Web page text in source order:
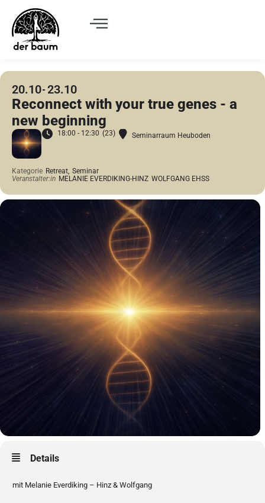
20.10 23.10
Reconnect with your true genes - a
new beginning
18:00 - 12:30 (23) Seminarraum Heuboden
Kategorie Retreat, Seminar
Veranstalter:in MELANIE EVERDIKING-HINZ WOLFGANG EHSS
Details
mit Melanie Everdiking – Hinz & Wolfgang